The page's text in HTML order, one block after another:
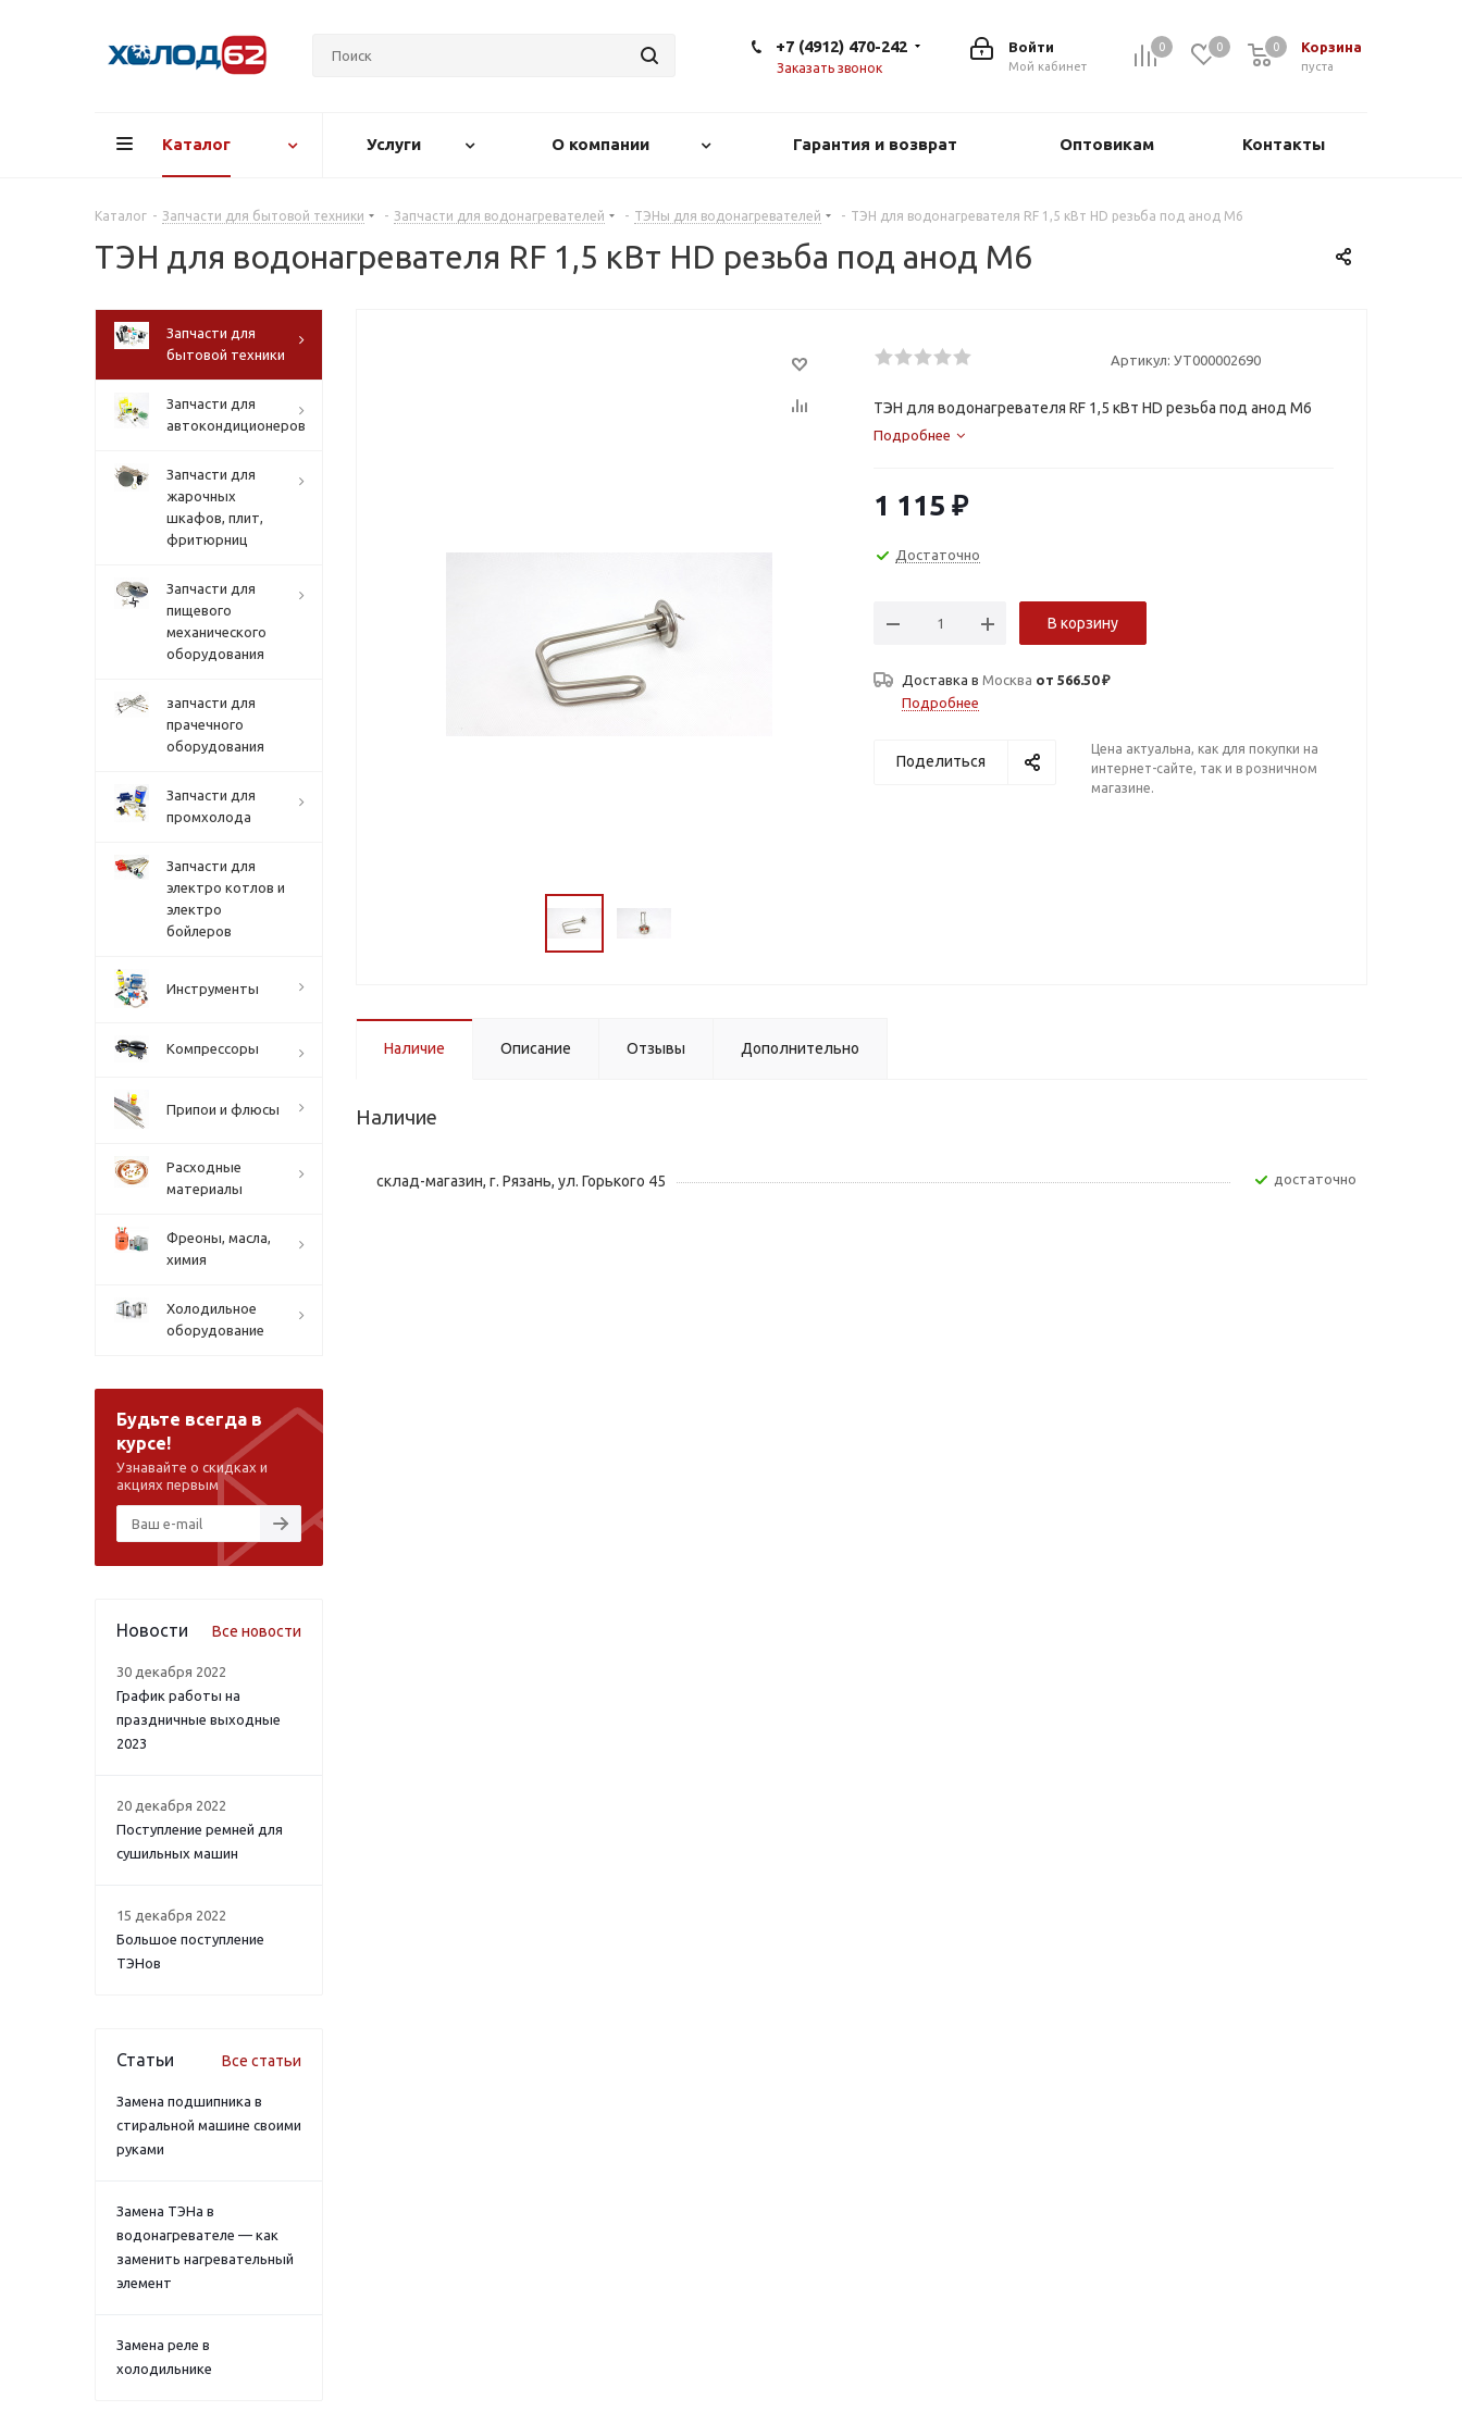
0 0 Корзина
0
пуста
0
Войти
Мой кабинет
+7 (4912) 470-242
Заказать звонок
Каталог Услуги О компании Гарантия и возврат Оптовикам Контакты
Каталог - Запчасти для бытовой техники - Запчасти для водонагревателей - ТЭНы для водонагревателей - ТЭН для водонагревателя RF 1,5 кВт HD резьба под анод М6
ТЭН для водонагревателя RF 1,5 кВт HD резьба под анод М6
Артикул: УТ000002690
ТЭН для водонагревателя RF 1,5 кВт HD резьба под анод М6
Подробнее
1 115 ₽
Достаточно
В корзину
Доставка в Москва от 566.50 ₽
Подробнее
Поделиться
Цена актуальна, как для покупки на
интернет-сайте, так и в розничном
магазине.
Наличие Описание Отзывы Дополнительно
Наличие
склад-магазин, г. Рязань, ул. Горького 45 Достаточно
Запчасти для
бытовой техники
Запчасти для
автокондиционеров
Запчасти для
жарочных
шкафов, плит,
фритюрниц
Запчасти для
пищевого
механического
оборудования
запчасти для
прачечного
оборудования
Запчасти для
промхолода
Запчасти для
электро котлов и
электро
бойлеров
Инструменты
Компрессоры
Припои и флюсы
Расходные
материалы
Фреоны, масла,
химия
Холодильное
оборудование
Будьте всегда в
курсе!
Узнавайте о скидках и
акциях первым
Новости Все новости
30 декабря 2022
График работы на
праздничные выходные
2023
20 декабря 2022
Поступление ремней для
сушильных машин
15 декабря 2022
Большое поступление
ТЭНов
Статьи Все статьи
Замена подшипника в
стиральной машине своими
руками
Замена ТЭНа в
водонагревателе — как
заменить нагревательный
элемент
Замена реле в
холодильнике